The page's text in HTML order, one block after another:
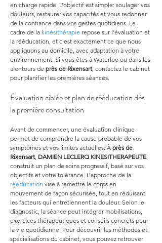
en charge rapide. L’objectif est simple: soulager vos
douleurs, restaurer vos capacités et vous redonner
de la confiance dans vos gestes quotidiens. Le
cadre de la kinésithérapie repose sur l’évaluation et
la rééducation, et c’est exactement ce que nous
appliquons au domicile, avec adaptation à votre
environnement. Si vous êtes à Waterloo ou dans les
alentours de près de Rixensart, contactez le cabinet
pour planifier les premières séances.
Évaluation ciblée et plan de rééducation dès
la première consultation
Avant de commencer, une évaluation clinique
permet de comprendre la cause probable de vos
symptômes et vos limites actuelles. À près de
Rixensart, DAMIEN LECLERQ KINESITHERAPEUTE
construit un plan de soins progressif, basé sur vos
objectifs et votre tolérance. L’approche de la
rééducation vise à remettre le corps en
mouvement de façon sécurisée, tout en réduisant
les facteurs qui entretiennent la douleur. Selon le
diagnostic, la séance peut intégrer mobilisations,
exercices thérapeutiques et conseils concrets pour
la vie quotidienne. Pour découvrir les méthodes et
spécialisations du cabinet, vous pouvez retrouver